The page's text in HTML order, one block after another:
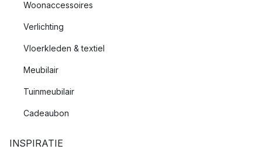
Woonaccessoires
Verlichting
Vloerkleden & textiel
Meubilair
Tuinmeubilair
Cadeaubon
INSPIRATIE